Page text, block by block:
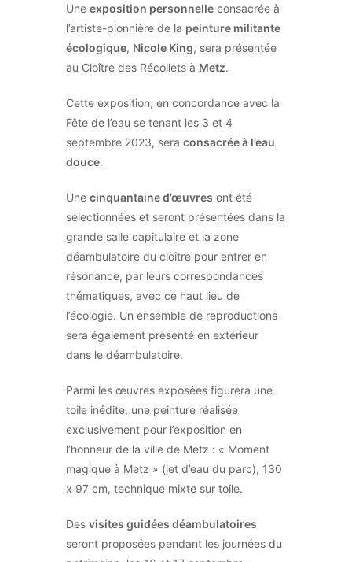
Une exposition personnelle consacrée à
l’artiste-pionnière de la peinture militante
écologique, Nicole King, sera présentée
au Cloître des Récollets à Metz.
Cette exposition, en concordance avec la
Fête de l’eau se tenant les 3 et 4
septembre 2023, sera consacrée à l’eau
douce.
Une cinquantaine d’œuvres ont été
sélectionnées et seront présentées dans la
grande salle capitulaire et la zone
déambulatoire du cloître pour entrer en
résonance, par leurs correspondances
thématiques, avec ce haut lieu de
l’écologie. Un ensemble de reproductions
sera également présenté en extérieur
dans le déambulatoire.
Parmi les œuvres exposées figurera une
toile inédite, une peinture réalisée
exclusivement pour l’exposition en
l’honneur de la ville de Metz : « Moment
magique à Metz » (jet d’eau du parc), 130
x 97 cm, technique mixte sur toile.
Des visites guidées déambulatoires
seront proposées pendant les journées du